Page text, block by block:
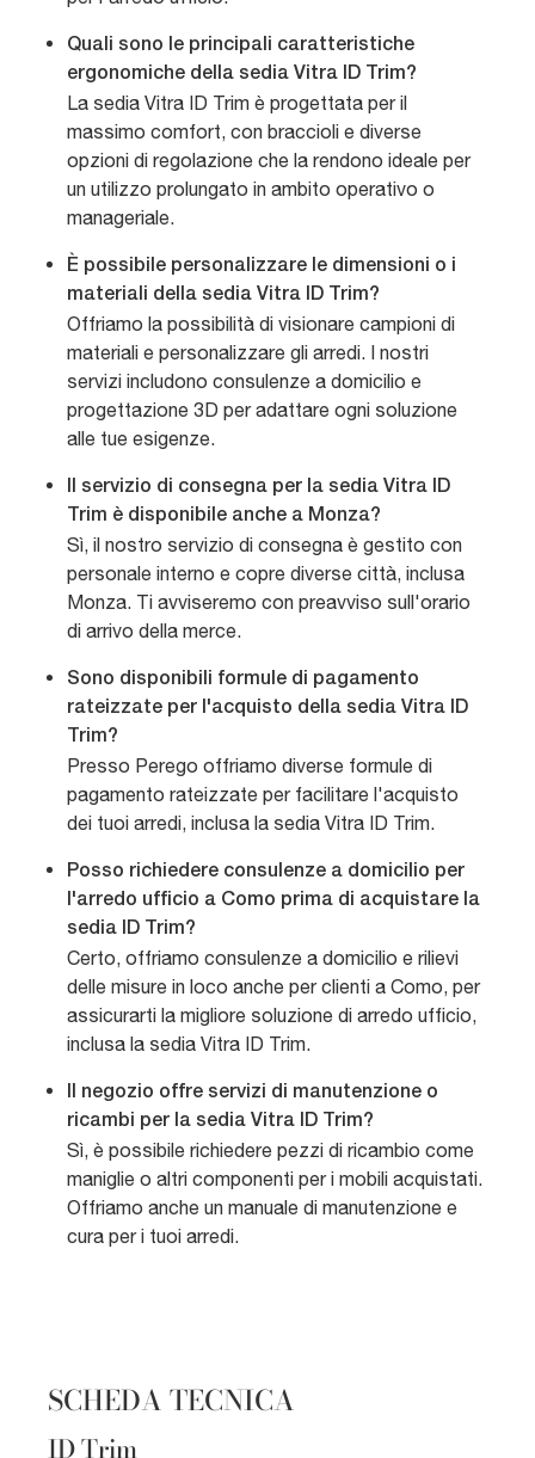
Quali sono le principali caratteristiche
ergonomiche della sedia Vitra ID Trim?
La sedia Vitra ID Trim è progettata per il
massimo comfort, con braccioli e diverse
opzioni di regolazione che la rendono ideale per
un utilizzo prolungato in ambito operativo o
manageriale.
È possibile personalizzare le dimensioni o i
materiali della sedia Vitra ID Trim?
Offriamo la possibilità di visionare campioni di
materiali e personalizzare gli arredi. I nostri
servizi includono consulenze a domicilio e
progettazione 3D per adattare ogni soluzione
alle tue esigenze.
Il servizio di consegna per la sedia Vitra ID
Trim è disponibile anche a Monza?
Sì, il nostro servizio di consegna è gestito con
personale interno e copre diverse città, inclusa
Monza. Ti avviseremo con preavviso sull'orario
di arrivo della merce.
Sono disponibili formule di pagamento
rateizzate per l'acquisto della sedia Vitra ID
Trim?
Presso Perego offriamo diverse formule di
pagamento rateizzate per facilitare l'acquisto
dei tuoi arredi, inclusa la sedia Vitra ID Trim.
Posso richiedere consulenze a domicilio per
l'arredo ufficio a Como prima di acquistare la
sedia ID Trim?
Certo, offriamo consulenze a domicilio e rilievi
delle misure in loco anche per clienti a Como, per
assicurarti la migliore soluzione di arredo ufficio,
inclusa la sedia Vitra ID Trim.
Il negozio offre servizi di manutenzione o
ricambi per la sedia Vitra ID Trim?
Sì, è possibile richiedere pezzi di ricambio come
maniglie o altri componenti per i mobili acquistati.
Offriamo anche un manuale di manutenzione e
cura per i tuoi arredi.
SCHEDA TECNICA
ID Trim